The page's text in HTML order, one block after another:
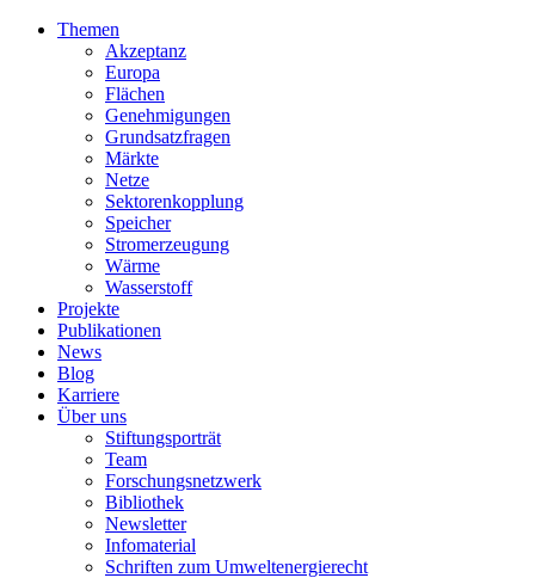
Themen
Akzeptanz
Europa
Flächen
Genehmigungen
Grundsatzfragen
Märkte
Netze
Sektorenkopplung
Speicher
Stromerzeugung
Wärme
Wasserstoff
Projekte
Publikationen
News
Blog
Karriere
Über uns
Stiftungsporträt
Team
Forschungsnetzwerk
Bibliothek
Newsletter
Infomaterial
Schriften zum Umweltenergierecht